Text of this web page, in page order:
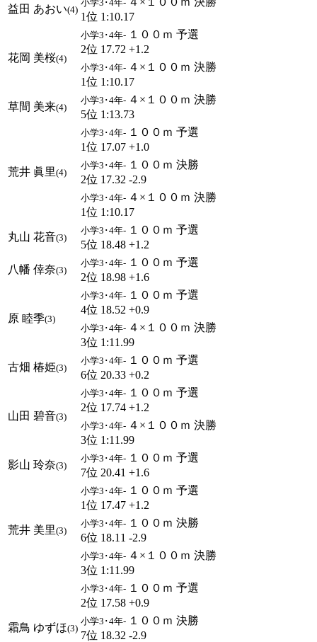
益田 あおい(4)
小学3･4年-
1位 1:10.17
花岡 美桜(4)
小学3･4年- １００ｍ 予選
2位 17.72 +1.2
小学3･4年- ４×１００ｍ 決勝
1位 1:10.17
草間 美来(4)
小学3･4年- ４×１００ｍ 決勝
5位 1:13.73
荒井 眞里(4)
小学3･4年- １００ｍ 予選
1位 17.07 +1.0
小学3･4年- １００ｍ 決勝
2位 17.32 -2.9
小学3･4年- ４×１００ｍ 決勝
1位 1:10.17
丸山 花音(3)
小学3･4年- １００ｍ 予選
5位 18.48 +1.2
八幡 倖奈(3)
小学3･4年- １００ｍ 予選
2位 18.98 +1.6
原 睦季(3)
小学3･4年- １００ｍ 予選
4位 18.52 +0.9
小学3･4年- ４×１００ｍ 決勝
3位 1:11.99
古畑 椿姫(3)
小学3･4年- １００ｍ 予選
6位 20.33 +0.2
山田 碧音(3)
小学3･4年- １００ｍ 予選
2位 17.74 +1.2
小学3･4年- ４×１００ｍ 決勝
3位 1:11.99
影山 玲奈(3)
小学3･4年- １００ｍ 予選
7位 20.41 +1.6
荒井 美里(3)
小学3･4年- １００ｍ 予選
1位 17.47 +1.2
小学3･4年- １００ｍ 決勝
6位 18.11 -2.9
小学3･4年- ４×１００ｍ 決勝
3位 1:11.99
霜鳥 ゆずほ(3)
小学3･4年- １００ｍ 予選
2位 17.58 +0.9
小学3･4年- １００ｍ 決勝
7位 18.32 -2.9